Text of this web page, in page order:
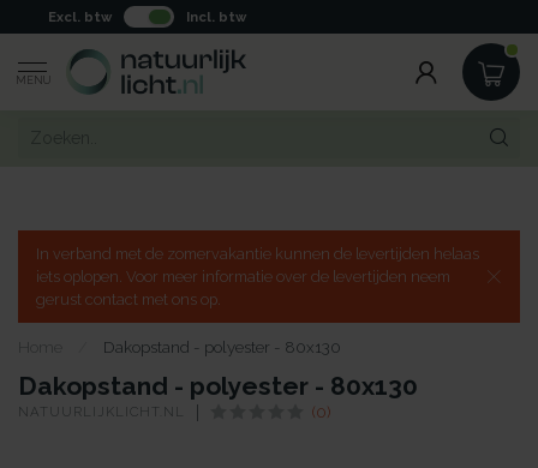
Excl. btw Incl. btw
MENU
In verband met de zomervakantie kunnen de levertijden helaas
iets oplopen. Voor meer informatie over de levertijden neem
gerust contact met ons op.
Home Dakopstand - polyester - 80x130
Dakopstand - polyester - 80x130
NATUURLIJKLICHT.NL (0)